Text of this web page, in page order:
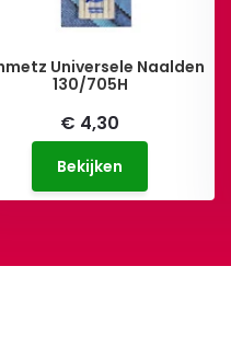
Universele Naalden
130/705H
€ 4,30
Bekijken